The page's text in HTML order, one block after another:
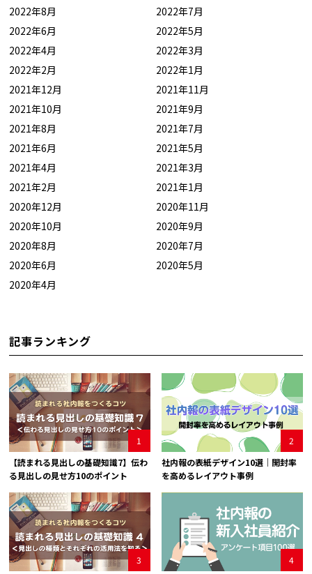
2022年8月
2022年7月
2022年6月
2022年5月
2022年4月
2022年3月
2022年2月
2022年1月
2021年12月
2021年11月
2021年10月
2021年9月
2021年8月
2021年7月
2021年6月
2021年5月
2021年4月
2021年3月
2021年2月
2021年1月
2020年12月
2020年11月
2020年10月
2020年9月
2020年8月
2020年7月
2020年6月
2020年5月
2020年4月
記事ランキング
1
【読まれる見出しの基礎知識7】伝わ
る見出しの見せ方10のポイント
2
社内報の表紙デザイン10選｜開封率
を高めるレイアウト事例
3
4